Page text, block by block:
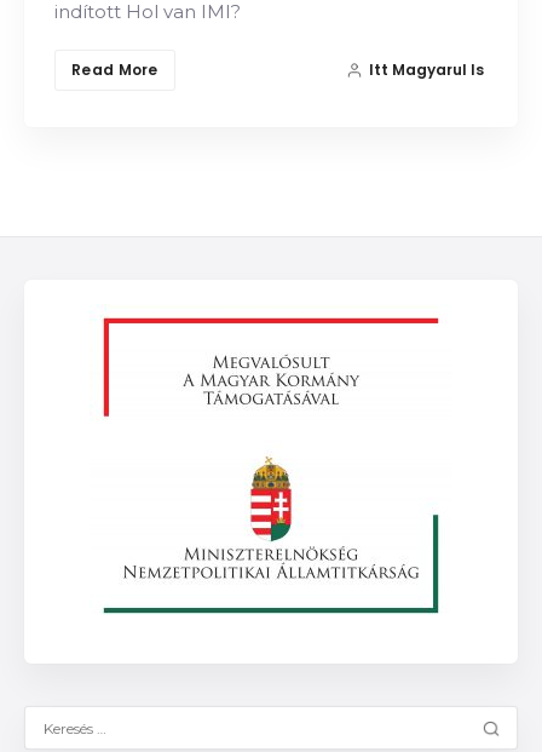
indított Hol van IMI?
Read More Itt Magyarul Is